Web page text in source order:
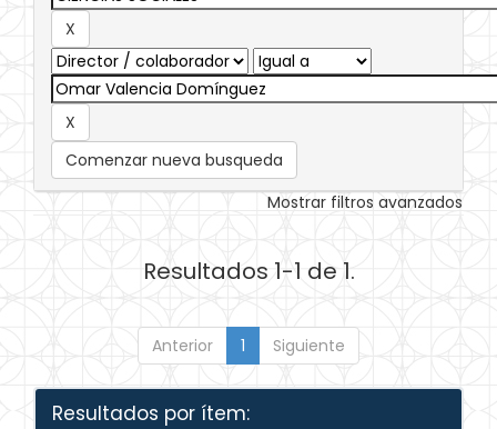
Comenzar nueva busqueda
Mostrar filtros avanzados
Resultados 1-1 de 1.
Anterior 1 Siguiente
Resultados por ítem: